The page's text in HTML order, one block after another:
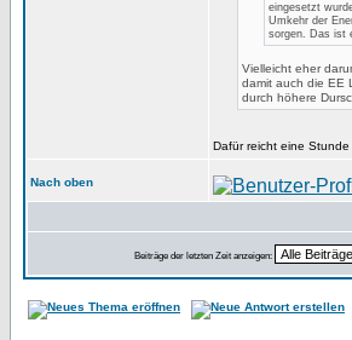
eingesetzt
Umkehr der
sorgen. Das ist
Vielleicht eher
damit auch die EE
durch höhere
Dafür reicht eine Stunde
Nach oben
Beiträge der letzten Zeit anzeigen: